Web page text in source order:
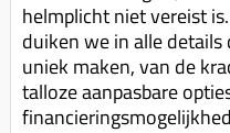
Pulley
Variateur (delen)
Variokit
Zadel
Standaard
Kickstart (delen)
helmplicht niet vereist
duiken we in alle details
uniek maken, van de
talloze aanpasbare